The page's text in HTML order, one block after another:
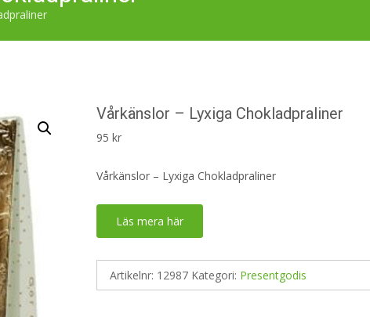
Vårkänslor – Lyxiga Chokladpraliner
95kr
Vårkänslor – Lyxiga Chokladpraliner
Läs mera här
Artikelnr: 12987 Kategori: Presentgodis